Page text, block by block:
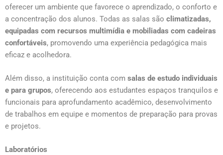
oferecer um ambiente que favorece o aprendizado, o conforto e
a concentração dos alunos. Todas as salas são climatizadas,
equipadas com recursos multimídia e mobiliadas com cadeiras
confortáveis, promovendo uma experiência pedagógica mais
eficaz e acolhedora.
Além disso, a instituição conta com salas de estudo individuais
e para grupos, oferecendo aos estudantes espaços tranquilos e
funcionais para aprofundamento acadêmico, desenvolvimento
de trabalhos em equipe e momentos de preparação para provas
e projetos.
Laboratórios